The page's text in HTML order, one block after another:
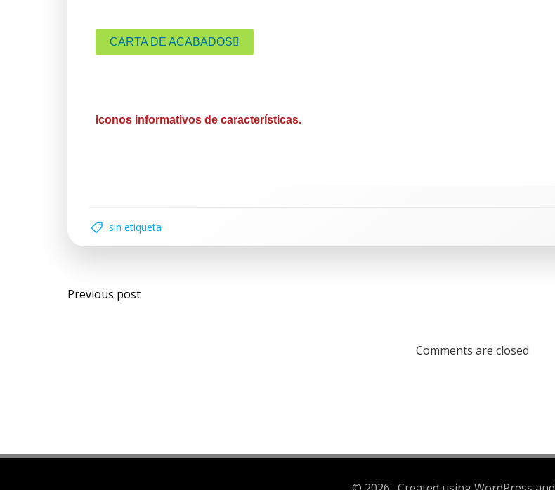
CARTA DE ACABADOS
Iconos informativos de características.
sin etiqueta
Previous post
Comments are closed